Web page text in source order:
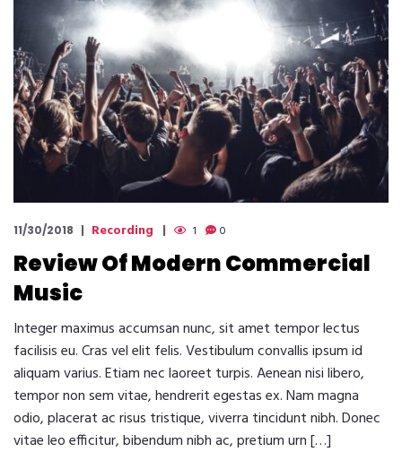
11/30/2018 Recording 1 0
Review Of Modern Commercial
Music
Integer maximus accumsan nunc, sit amet tempor lectus
facilisis eu. Cras vel elit felis. Vestibulum convallis ipsum id
aliquam varius. Etiam nec laoreet turpis. Aenean nisi libero,
tempor non sem vitae, hendrerit egestas ex. Nam magna
odio, placerat ac risus tristique, viverra tincidunt nibh. Donec
vitae leo efficitur, bibendum nibh ac, pretium urn […]